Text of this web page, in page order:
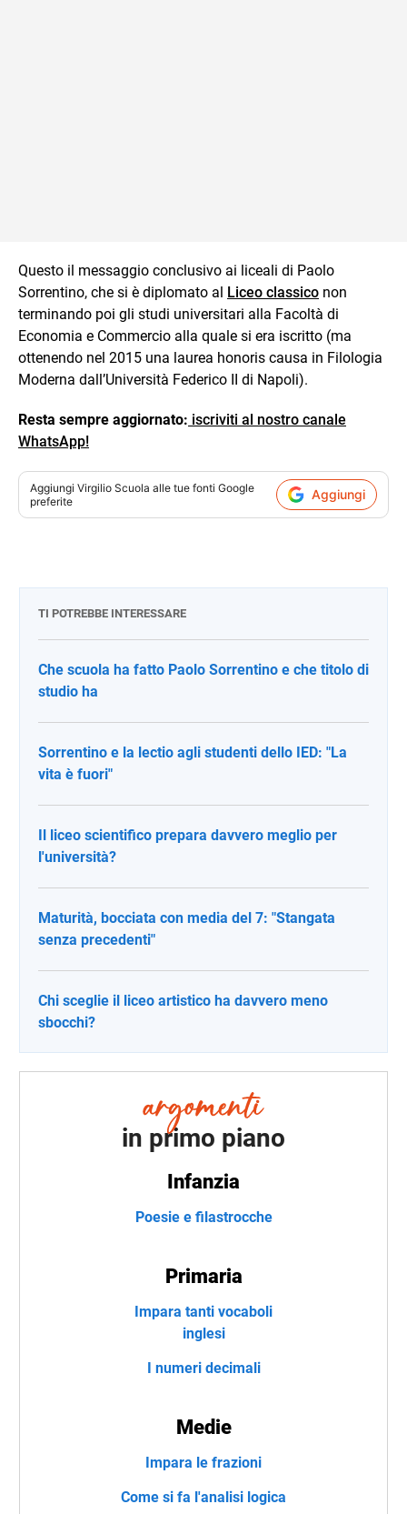
Questo il messaggio conclusivo ai liceali di Paolo
Sorrentino, che si è diplomato al Liceo classico non
terminando poi gli studi universitari alla Facoltà di
Economia e Commercio alla quale si era iscritto (ma
ottenendo nel 2015 una laurea honoris causa in Filologia
Moderna dall’Università Federico II di Napoli).
Resta sempre aggiornato: iscriviti al nostro canale
WhatsApp!
Aggiungi Virgilio Scuola alle tue fonti Google
preferite
Aggiungi
TI POTREBBE INTERESSARE
Che scuola ha fatto Paolo Sorrentino e che titolo di
studio ha
Sorrentino e la lectio agli studenti dello IED: "La
vita è fuori"
Il liceo scientifico prepara davvero meglio per
l'università?
Maturità, bocciata con media del 7: "Stangata
senza precedenti"
Chi sceglie il liceo artistico ha davvero meno
sbocchi?
in primo piano
Infanzia
Poesie e filastrocche
Primaria
Impara tanti vocaboli
inglesi
I numeri decimali
Medie
Impara le frazioni
Come si fa l'analisi logica